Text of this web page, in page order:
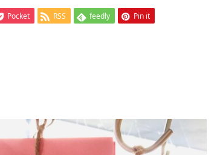
Pocket RSS feedly Pin it